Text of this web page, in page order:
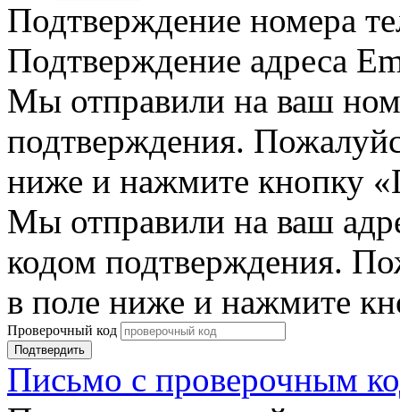
Подтверждение номера
Подтверждение адреса
Мы отправили на ваш
подтверждения.
ниже и нажмите кнопку
Мы отправили на ваш
кодом подтверждения.
в поле ниже и нажмите
Проверочный код
Подтвердить
Письмо с проверочным